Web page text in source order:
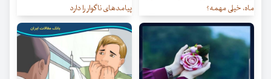
ماه، خیلی مهمه؟
پیامدهای ناگوار را دارد